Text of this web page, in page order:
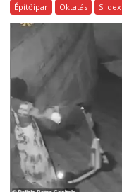
Építőipar Oktatás Slidex